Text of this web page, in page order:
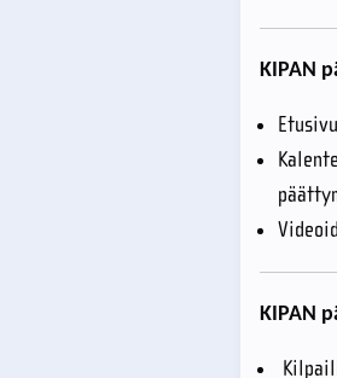
KIPAN
KIPAN